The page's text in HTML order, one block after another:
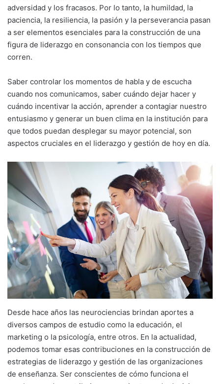
adversidad y los fracasos. Por lo tanto, la humildad, la
paciencia, la resiliencia, la pasión y la perseverancia pasan
a ser elementos esenciales para la construcción de una
figura de liderazgo en consonancia con los tiempos que
corren.
Saber controlar los momentos de habla y de escucha
cuando nos comunicamos, saber cuándo dejar hacer y
cuándo incentivar la acción, aprender a contagiar nuestro
entusiasmo y generar un buen clima en la institución para
que todos puedan desplegar su mayor potencial, son
aspectos cruciales en el liderazgo y gestión de hoy en día.
Desde hace años las neurociencias brindan aportes a
diversos campos de estudio como la educación, el
marketing o la psicología, entre otros. En la actualidad,
podemos tomar esas contribuciones en la construcción de
estrategias de liderazgo y gestión de las organizaciones
de enseñanza. Ser conscientes de cómo funciona el